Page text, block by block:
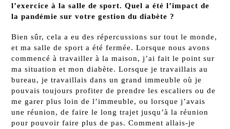
l’exercice à la salle de sport. Quel a été l’impact de
la pandémie sur votre gestion du diabète ?
Bien sûr, cela a eu des répercussions sur tout le monde,
et ma salle de sport a été fermée. Lorsque nous avons
commencé à travailler à la maison, j’ai fait le point sur
ma situation et mon diabète. Lorsque je travaillais au
bureau, je travaillais dans un grand immeuble où je
pouvais toujours profiter de prendre les escaliers ou de
me garer plus loin de l’immeuble, ou lorsque j’avais
une réunion, de faire le long trajet jusqu’à la réunion
pour pouvoir faire plus de pas. Comment allais-je